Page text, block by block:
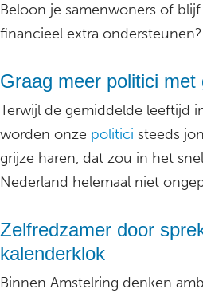
Beloon je samenwoners of
financieel extra ondersteunen?
Graag meer politici met
Terwijl de gemiddelde leeftijd
worden onze politici steeds
grijze haren, dat zou in het
Nederland helemaal niet
Zelfredzamer door
kalenderklok
Binnen Amstelring denken